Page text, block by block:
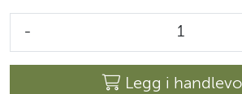
-
Legg i